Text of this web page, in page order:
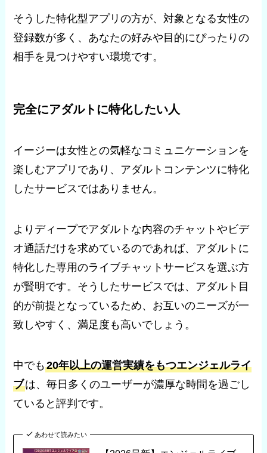
そうした特化型アプリの方が、対象となる女性の
登録数が多く、あなたの好みや目的にぴったりの
相手を見つけやすい環境です。
完全にアダルトに特化したい人
イージーは女性との気軽なコミュニケーションを
楽しむアプリであり、アダルトコンテンツに特化
したサービスではありません。
よりディープでアダルトな内容のチャットやビデ
オ通話だけを求めているのであれば、アダルトに
特化した専用のライブチャットサービスを選ぶ方
が賢明です。そうしたサービスでは、アダルト目
的が前提となっているため、お互いのニーズが一
致しやすく、満足度も高いでしょう。
中でも20年以上の運営実績をもつエンジェルライ
ブは、毎日多くのユーザーが濃厚な時間を過ごし
ていると評判です。
あわせて読みたい